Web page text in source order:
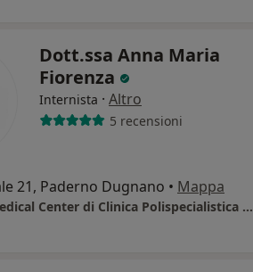
Dott.ssa Anna Maria
Fiorenza
Internista · Altro
5 recensioni
21, Paderno Dugnano • Mappa
Smeraldo Medical Center di Clinica Polispecialistica San Carlo